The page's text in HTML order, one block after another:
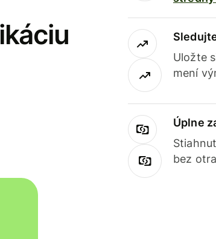
Uložte
mení
Úplne
bez